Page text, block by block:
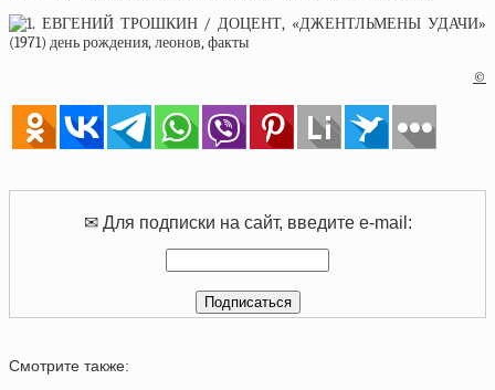
©
✉ Для подписки на сайт, введите e-mail:
Смотрите также: